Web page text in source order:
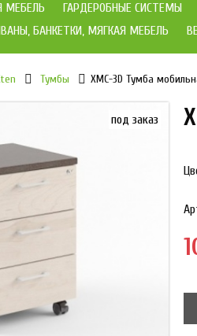
МЕБЕЛЬ ГАРДЕРОБНЫЕ СИСТЕМЫ
БАНКЕТКИ, МЯГКАЯ МЕБЕЛЬ
Тумбы XMC-3D Тумба
под заказ